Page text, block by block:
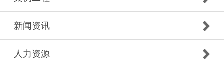
新闻资讯
人力资源